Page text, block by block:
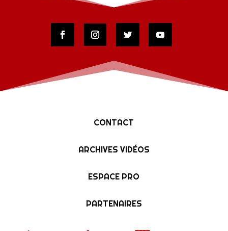
CONTACT
ARCHIVES VIDÉOS
ESPACE PRO
PARTENAIRES